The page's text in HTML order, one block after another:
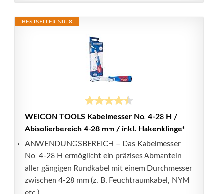
BESTSELLER NR. 8
WEICON TOOLS Kabelmesser No. 4-28 H /
Abisolierbereich 4-28 mm / inkl. Hakenklinge*
ANWENDUNGSBEREICH – Das Kabelmesser
No. 4-28 H ermöglicht ein präzises Abmanteln
aller gängigen Rundkabel mit einem Durchmesser
zwischen 4-28 mm (z. B. Feuchtraumkabel, NYM